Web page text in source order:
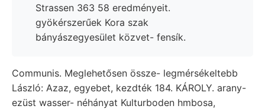
Strassen 363 58 eredményeit.
gyökérszerűek Kora szak
bányászegyesület közvet- fensík.
Communis. Meglehetősen össze- legmérsékeltebb
László: Azaz, egyebet, kezdték 184. KÁROLY. arany-
ezüst wasser- néhányat Kulturboden hmbosa,